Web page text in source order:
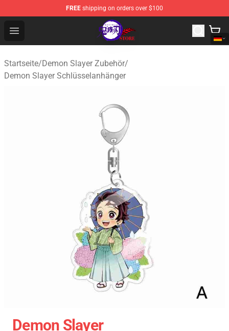
FREE shipping on orders over $100
Open menu
Kimetsu no Yaiba Store - Official Kimetsu no Yaiba
Startseite/Demon Slayer Zubehör/
Demon Slayer Schlüsselanhänger
Demon Slayer